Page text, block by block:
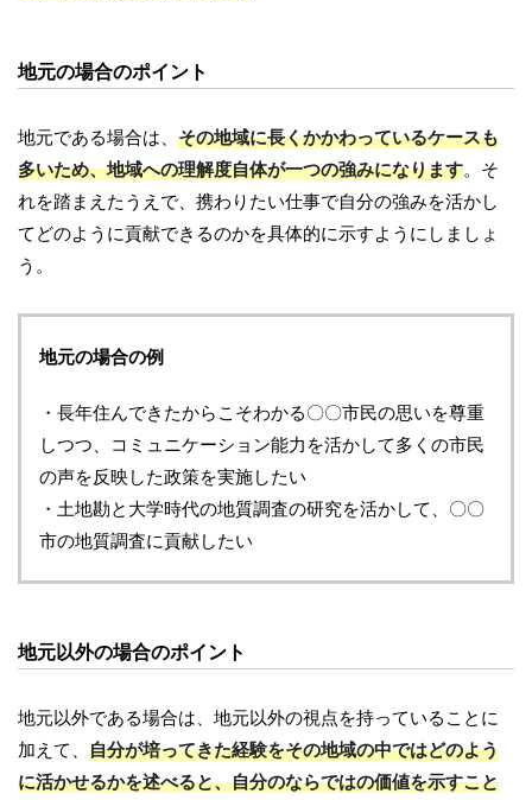
地元の場合のポイント
地元である場合は、 その地域に長くかかわっているケースも
多いため、地域への理解度自体が一つの強みになります。そ
れを踏まえたうえで、携わりたい仕事で自分の強みを活かし
てどのように貢献できるのかを具体的に示すようにしましょ
う。
地元の場合の例
・長年住んできたからこそわかる〇〇市民の思いを尊重
しつつ、コミュニケーション能力を活かして多くの市民
の声を反映した政策を実施したい
・土地勘と大学時代の地質調査の研究を活かして、〇〇
市の地質調査に貢献したい
地元以外の場合のポイント
地元以外である場合は、地元以外の視点を持っていることに
加えて、 自分が培ってきた経験をその地域の中ではどのよう
に活かせるかを述べると、自分のならではの価値を示すこと